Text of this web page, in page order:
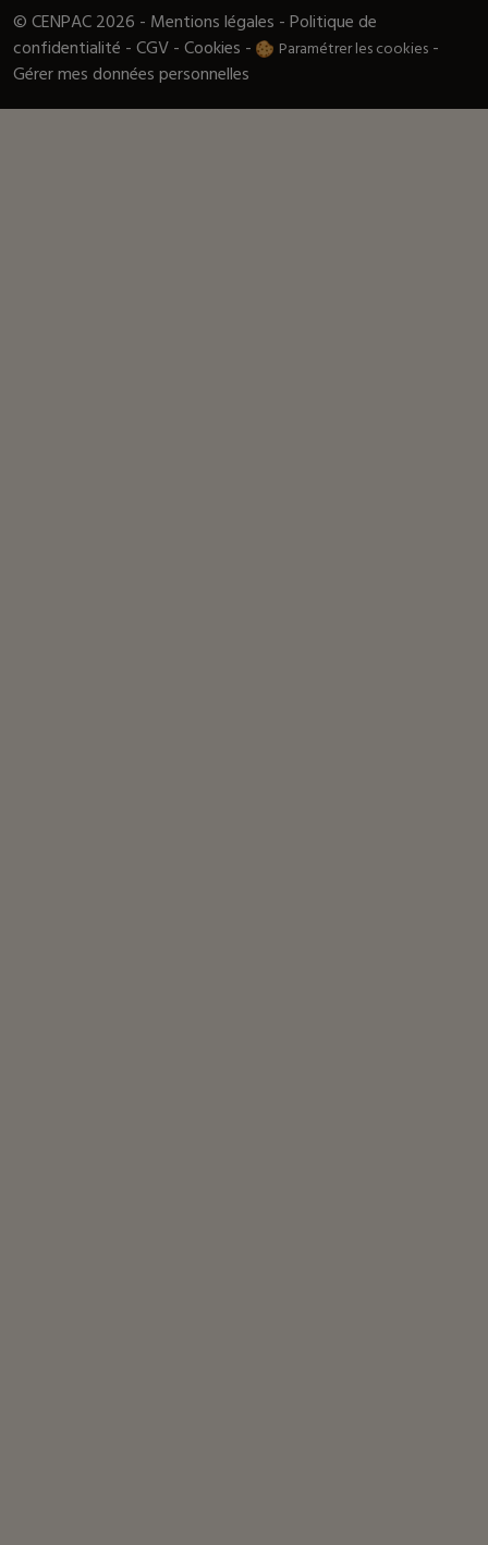
© CENPAC 2026 - Mentions légales -Politique de
confidentialité -CGV-Cookies - Paramétrer les cookies -
Gérer mes données personnelles